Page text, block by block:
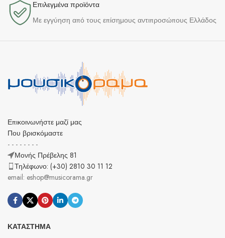
Επιλεγμένα προϊόντα​
Με εγγύηση από τους επίσημους αντιπροσώπους Ελλάδος
Επικοινωνήστε μαζί μας
Που βρισκόμαστε
- - - - - - - -
Μονής Πρέβελης 81
Τηλέφωνο: (+30) 2810 30 11 12
email: eshop@musicorama.gr
ΚΑΤΆΣΤΗΜΑ